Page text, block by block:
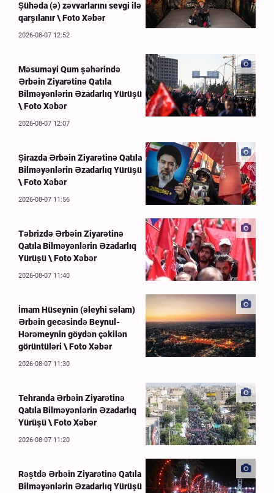
Şühəda (ə) zəvvarlarını sevgi ilə
qarşılanır \ Foto Xəbər
2026-08-07 12:52
Məsuməyi Qum şəhərində
Ərbəin Ziyarətinə Qatıla
Bilməyənlərin Əzadarlıq Yürüşü
\ Foto Xəbər
2026-08-07 12:07
Şirazda Ərbəin Ziyarətinə Qatıla
Bilməyənlərin Əzadarlıq Yürüşü
\ Foto Xəbər
2026-08-07 11:56
Təbrizdə Ərbəin Ziyarətinə
Qatıla Bilməyənlərin Əzadarlıq
Yürüşü \ Foto Xəbər
2026-08-07 11:40
İmam Hüseynin (əleyhi səlam)
Ərbəin gecəsində Beynul-
Hərəmeynin göydən çəkilən
görüntüləri \ Foto Xəbər
2026-08-07 11:30
Tehranda Ərbəin Ziyarətinə
Qatıla Bilməyənlərin Əzadarlıq
Yürüşü \ Foto Xəbər
2026-08-07 11:20
Rəştdə Ərbəin Ziyarətinə Qatıla
Bilməyənlərin Əzadarlıq Yürüşü